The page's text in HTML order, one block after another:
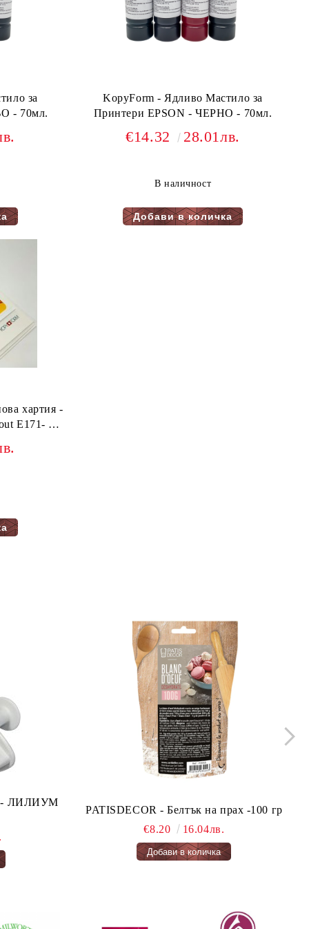
за
Принтери EPSON - СИНЬО - 70мл.
KopyForm - Ядливо Мастило за
Принтери EPSON - ЧЕРНО - 70мл.
€14.32 28.01лв.
В наличност
хартия -
E171- 25
- ЛИЛИУМ
PATISDECOR - Белтък на прах -100 гр
€8.20
16.04лв.